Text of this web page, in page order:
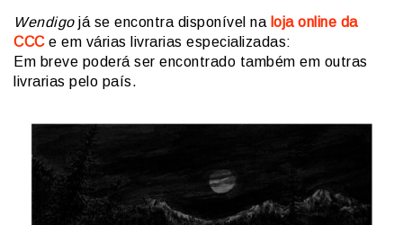
Wendigojá se encontra disponível na loja online da
CCCe em várias livrarias especializadas:
Em breve poderá ser encontrado também em outras
livrarias pelo país.